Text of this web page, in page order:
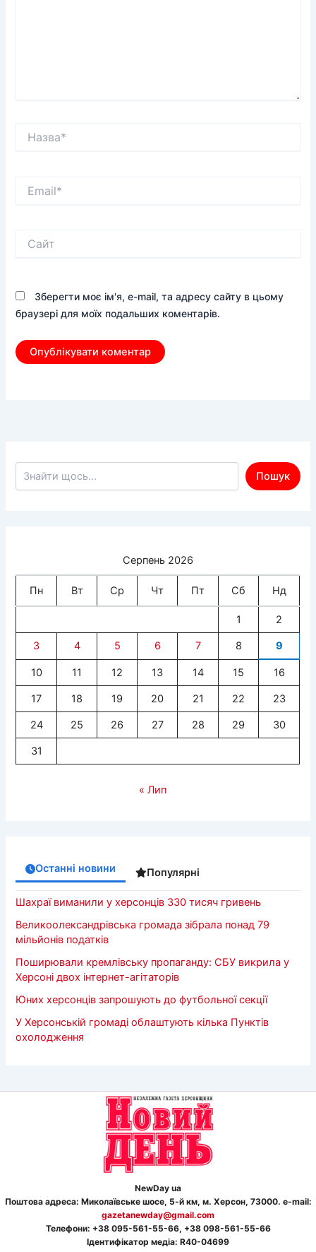
Зберегти моє ім'я, e-mail, та адресу сайту в цьому
браузері для моїх подальших коментарів.
Пошук по сайту
Пошук
Серпень 2026
Пн Вт Ср Чт Пт Сб Нд
1 2
3 4 5 6 7 8 9
10 11 12 13 14 15 16
17 18 19 20 21 22 23
24 25 26 27 28 29 30
31
« Лип
Останні новини Популярні
Шахраї виманили у херсонців 330 тисяч гривень
Великоолександрівська громада зібрала понад 79
мільйонів податків
Поширювали кремлівську пропаганду: СБУ викрила у
Херсоні двох інтернет-агітаторів
Юних херсонців запрошують до футбольної секції
У Херсонській громаді облаштують кілька Пунктів
охолодження
NewDay ua
Поштова адреса: Миколаївське шосе, 5-й км, м. Херсон, 73000. e-mail:
gazetanewday@gmail.com
Телефони: +38 095-561-55-66, +38 098-561-55-66
Ідентифікатор медіа: R40-04699